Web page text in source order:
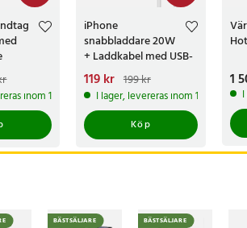
pris:
inom 1-2 vardagar
iPhone
snabbladdare 20W
+ Laddkabel med USB-
C till Lightning
Nuvarande pris
119 krTidigare pris:
199 kr
119 kr 199 kr
I lager, levereras inom 1-2 vardagar
Köp
1
BÄSTSÄLJARE BÄSTSÄLJARE